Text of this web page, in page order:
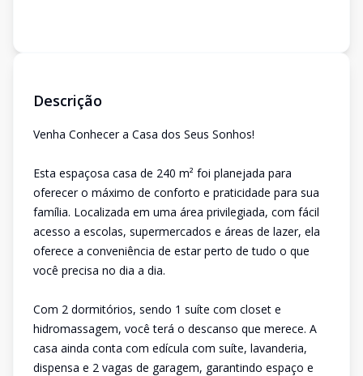
Descrição
Venha Conhecer a Casa dos Seus Sonhos!
Esta espaçosa casa de 240 m² foi planejada para
oferecer o máximo de conforto e praticidade para sua
família. Localizada em uma área privilegiada, com fácil
acesso a escolas, supermercados e áreas de lazer, ela
oferece a conveniência de estar perto de tudo o que
você precisa no dia a dia.
Com 2 dormitórios, sendo 1 suíte com closet e
hidromassagem, você terá o descanso que merece. A
casa ainda conta com edícula com suíte, lavanderia,
dispensa e 2 vagas de garagem, garantindo espaço e